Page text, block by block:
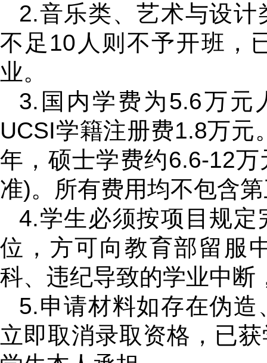
2.音乐类、艺术与设
不足10人则不予开班，
业。
3.国内学费为5.6万元
UCSI学籍注册费1.8万
年，硕士学费约6.6-12
准)。所有费用均不包含
4.学生必须按项目规
位，方可向教育部留服
科、违纪导致的学业中断
5.申请材料如存在伪
立即取消录取资格，已